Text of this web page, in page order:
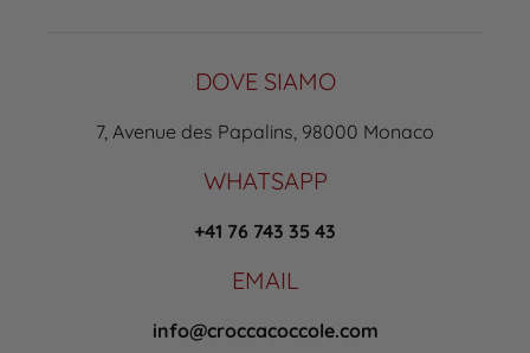
DOVE SIAMO
7, Avenue des Papalins, 98000 Monaco
WHATSAPP
+41 76 743 35 43
EMAIL
info@croccacoccole.com